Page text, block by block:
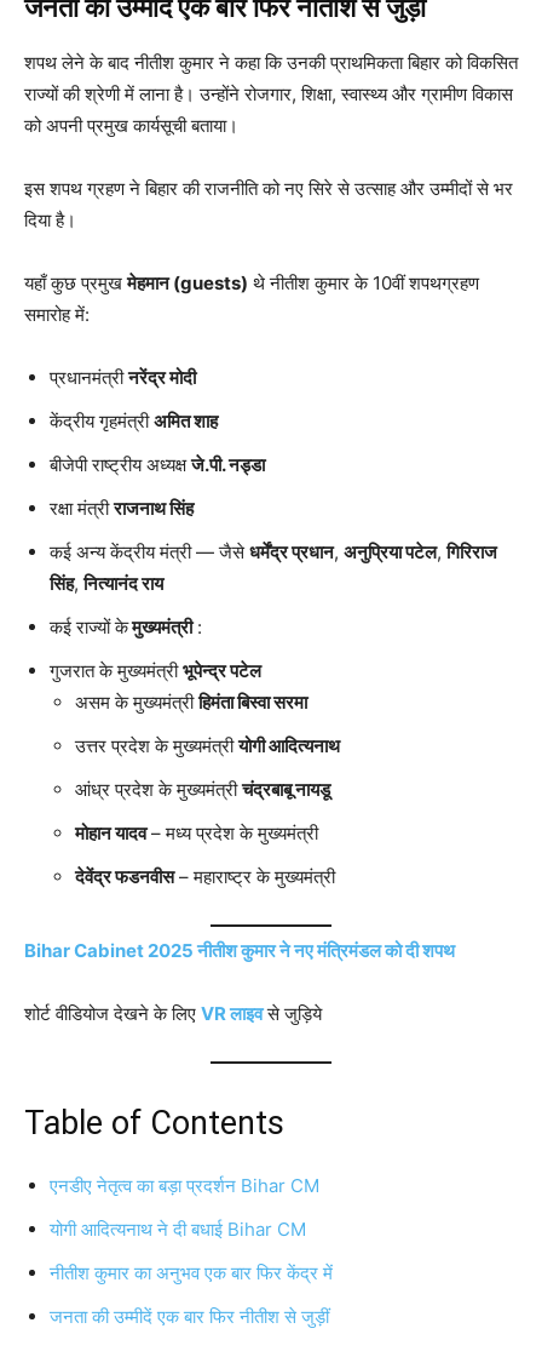
जनता की उम्मीदें एक बार फिर नीतीश से जुड़ीं
शपथ लेने के बाद नीतीश कुमार ने कहा कि उनकी प्राथमिकता बिहार को विकसित
राज्यों की श्रेणी में लाना है। उन्होंने रोजगार, शिक्षा, स्वास्थ्य और ग्रामीण विकास
को अपनी प्रमुख कार्यसूची बताया।
इस शपथ ग्रहण ने बिहार की राजनीति को नए सिरे से उत्साह और उम्मीदों से भर
दिया है।
यहाँ कुछ प्रमुखमेहमान (guests) थे नीतीश कुमार के 10वीं शपथग्रहण
समारोह में:
प्रधानमंत्रीनरेंद्र मोदी
केंद्रीय गृहमंत्रीअमित शाह
बीजेपी राष्ट्रीय अध्यक्षजे.पी. नड्डा
रक्षा मंत्रीराजनाथ सिंह
कई अन्य केंद्रीय मंत्री — जैसेधर्मेंद्र प्रधान, अनुप्रिया पटेल,गिरिराज
सिंह,नित्यानंद राय
कई राज्यों केमुख्यमंत्री:
गुजरात के मुख्यमंत्रीभूपेन्द्र पटेल
असम के मुख्यमंत्रीहिमंता बिस्वा सरमा
उत्तर प्रदेश के मुख्यमंत्रीयोगी आदित्यनाथ
आंध्र प्रदेश के मुख्यमंत्रीचंद्रबाबू नायडू
मोहान यादव– मध्य प्रदेश के मुख्यमंत्री
देवेंद्र फडनवीस– महाराष्ट्र के मुख्यमंत्री
Bihar Cabinet 2025 नीतीश कुमार ने नए मंत्रिमंडल को दी शपथ
शोर्ट वीडियोज देखने के लिए VR लाइव से जुड़िये
Table of Contents
एनडीए नेतृत्व का बड़ा प्रदर्शन Bihar CM
योगी आदित्यनाथ ने दी बधाई Bihar CM
नीतीश कुमार का अनुभव एक बार फिर केंद्र में
जनता की उम्मीदें एक बार फिर नीतीश से जुड़ीं